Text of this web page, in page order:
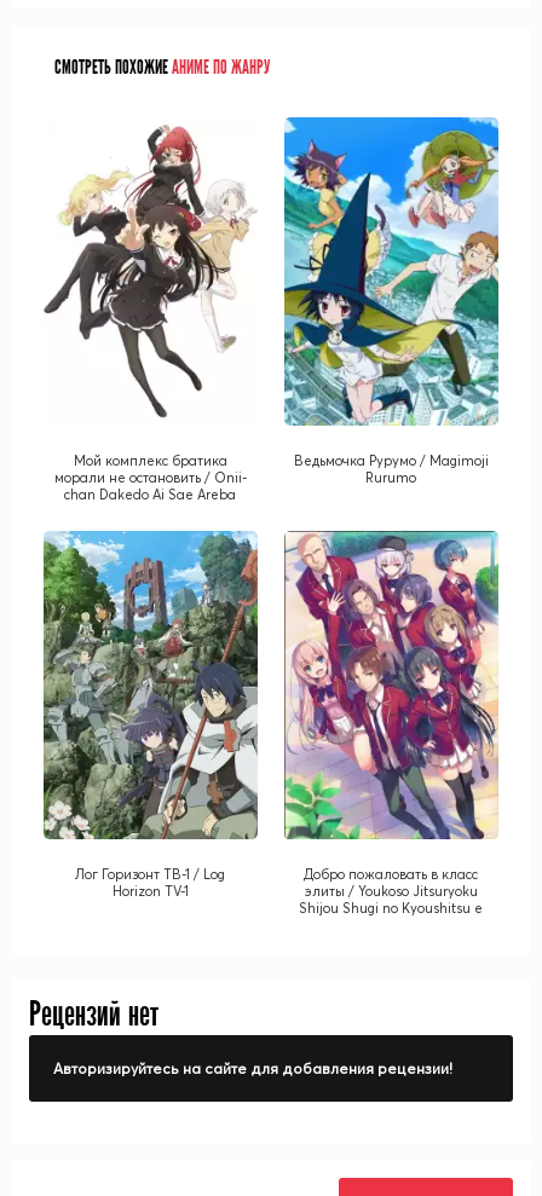
СМОТРЕТЬ ПОХОЖИЕАНИМЕ ПО ЖАНРУ
Мой комплекс братика
морали не остановить / Onii-
chan Dakedo Ai Sae Areba
Ведьмочка Рурумо / Magimoji
Rurumo
Лог Горизонт ТВ-1 / Log
Horizon TV-1
Добро пожаловать в класс
элиты / Youkoso Jitsuryoku
Shijou Shugi no Kyoushitsu e
Рецензий нет
Авторизируйтесь на сайте для добавления рецензии!